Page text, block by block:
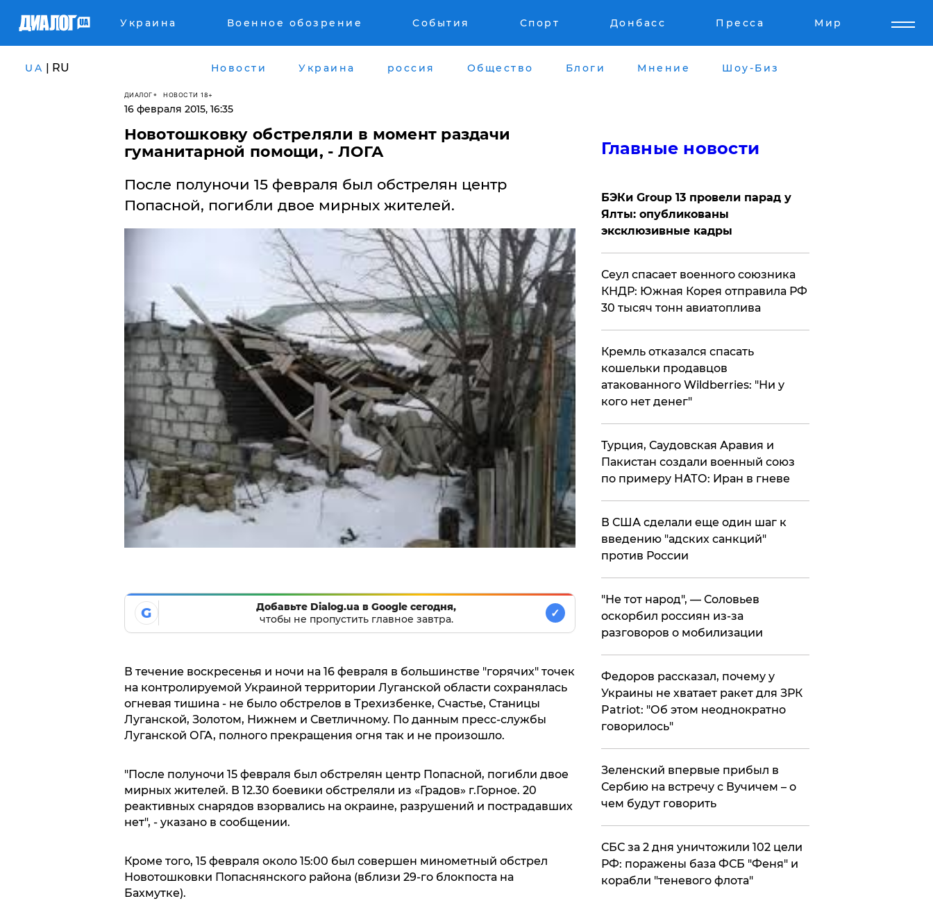
Украина Военное обозрение События Спорт Донбасс Пресса Мир
UA | RU Новости Украина россия Общество Блоги Мнение Шоу-Биз
ДИАЛОГ НОВОСТИ 18+
16 февраля 2015, 16:35
​Новотошковку обстреляли в момент раздачи
гуманитарной помощи, - ЛОГА
После полуночи 15 февраля был обстрелян центр
Попасной, погибли двое мирных жителей.
G
Добавьте Dialog.ua в Google сегодня,
чтобы не пропустить главное завтра.
✓
В течение воскресенья и ночи на 16 февраля в большинстве "горячих" точек
на контролируемой Украиной территории Луганской области сохранялась
огневая тишина - не было обстрелов в Трехизбенке, Счастье, Станицы
Луганской, Золотом, Нижнем и Светличному. По данным пресс-службы
Луганской ОГА, полного прекращения огня так и не произошло.
"После полуночи 15 февраля был обстрелян центр Попасной, погибли двое
мирных жителей. В 12.30 боевики обстреляли из «Градов» г.Горное. 20
реактивных снарядов взорвались на окраине, разрушений и пострадавших
нет", - указано в сообщении.
Кроме того, 15 февраля около 15:00 был совершен минометный обстрел
Новотошковки Попаснянского района (вблизи 29-го блокпоста на
Бахмутке).
Главные новости
​БЭКи Group 13 провели парад у
Ялты: опубликованы
эксклюзивные кадры
​Сеул спасает военного союзника
КНДР: Южная Корея отправила РФ
30 тысяч тонн авиатоплива
Кремль отказался спасать
кошельки продавцов
атакованного Wildberries: "Ни у
кого нет денег"
Турция, Саудовская Аравия и
Пакистан создали военный союз
по примеру НАТО: Иран в гневе
В США сделали еще один шаг к
введению "адских санкций"
против России
​"Не тот народ", — Соловьев
оскорбил россиян из-за
разговоров о мобилизации
Федоров рассказал, почему у
Украины не хватает ракет для ЗРК
Patriot: "Об этом неоднократно
говорилось"
Зеленский впервые прибыл в
Сербию на встречу с Вучичем – о
чем будут говорить
СБС за 2 дня уничтожили 102 цели
РФ: поражены база ФСБ "Феня" и
корабли "теневого флота"